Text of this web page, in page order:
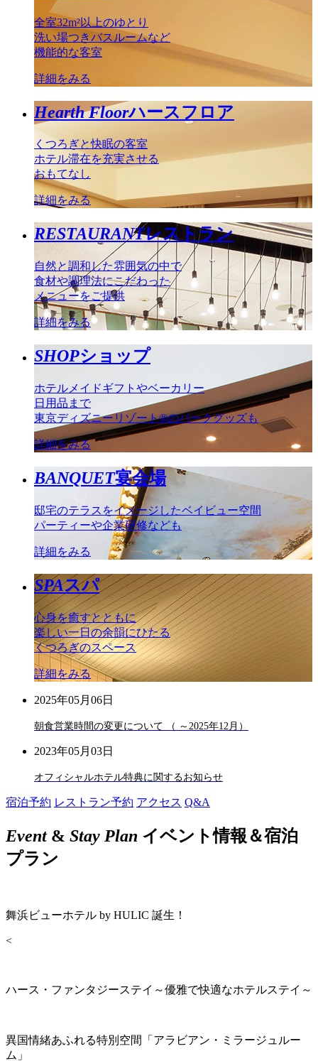
全室32m²以上のゆとり
洗い場つきバスルームなど
機能的な客室
詳細をみる
Hearth Floorハースフロア
くつろぎと快眠の客室
ホテル滞在を充実させる
おもてなし
詳細をみる
RESTAURANTレストラン
自然と調和した雰囲気の中で
食材や調理法にこだわった
メニューをご提供
詳細をみる
SHOPショップ
ホテルメイドギフトやベーカリー
日用品まで
東京ディズニーリゾート®のパークグッズも
詳細をみる
BANQUET宴会場
邸宅のテラスをイメージしたベイビュー空間
パーティーや企業研修なども
詳細をみる
SPAスパ
心身を癒すとともに
楽しい一日の余韻にひたる
くつろぎのスペース
詳細をみる
2025年05月06日
朝食営業時間の変更について （ ～2025年12月）
2023年05月03日
オフィシャルホテル特典に関するお知らせ
宿泊予約 レストラン予約 アクセス Q&A
Event& Stay Plan イベント情報＆宿泊
プラン
舞浜ビューホテル by HULIC 誕生！
<
ハース・ファンタジーステイ～優雅で快適なホテルステイ～
異国情緒あふれる特別空間「アラビアン・ミラージュルー
ム」